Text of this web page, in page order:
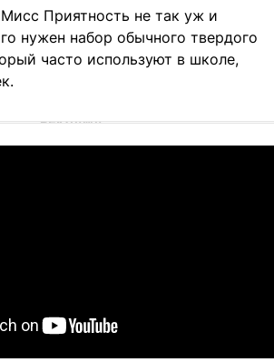
Мисс Приятность не так уж и
нужен набор обычного твердого
часто используют в школе,